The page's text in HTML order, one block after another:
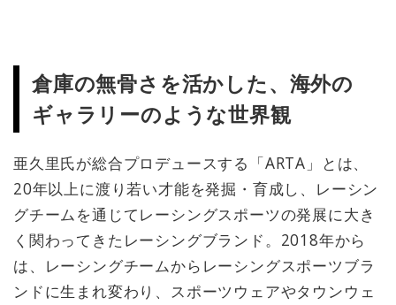
倉庫の無骨さを活かした、海外の
ギャラリーのような世界観
亜久里氏が総合プロデュースする「ARTA」とは、
20年以上に渡り若い才能を発掘・育成し、レーシン
グチームを通じてレーシングスポーツの発展に大き
く関わってきたレーシングブランド。2018年から
は、レーシングチームからレーシングスポーツブラ
ンドに生まれ変わり、スポーツウェアやタウンウェ